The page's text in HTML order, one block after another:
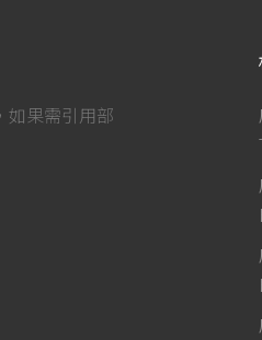
如果需引用部